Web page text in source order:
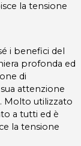
la tensione
i benefici del
profonda ed
di
attenzione
Molto utilizzato
a tutti ed è
la tensione